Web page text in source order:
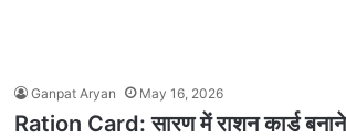
Ganpat Aryan May 16, 2026
Ration Card: सारण में राशन कार्ड